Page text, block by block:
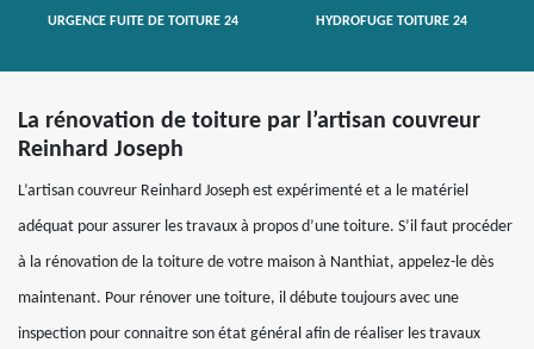
URGENCE FUITE DE TOITURE 24 HYDROFUGE TOITURE 24
La rénovation de toiture par l’artisan couvreur
Reinhard Joseph
L’artisan couvreur Reinhard Joseph est expérimenté et a le matériel
adéquat pour assurer les travaux à propos d’une toiture. S’il faut procéder
à la rénovation de la toiture de votre maison à Nanthiat, appelez-le dès
maintenant. Pour rénover une toiture, il débute toujours avec une
inspection pour connaitre son état général afin de réaliser les travaux